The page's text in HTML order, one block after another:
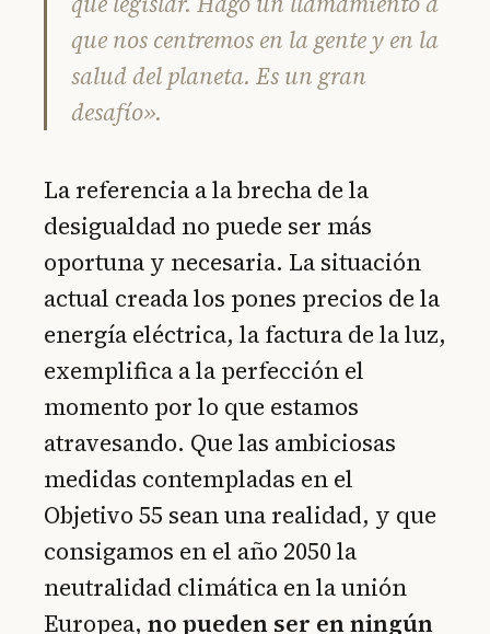
que nos centremos en la gente y en la
salud del planeta. Es un gran
desafío».
La referencia a la brecha de la
desigualdad no puede ser más
oportuna y necesaria. La situación
actual creada los pones precios de la
energía eléctrica, la factura de la luz,
exemplifica a la perfección el
momento por lo que estamos
atravesando. Que las ambiciosas
medidas contempladas en el
Objetivo 55 sean una realidad, y que
consigamos en el año 2050 la
neutralidad climática en la unión
Europea, no pueden ser en ningún